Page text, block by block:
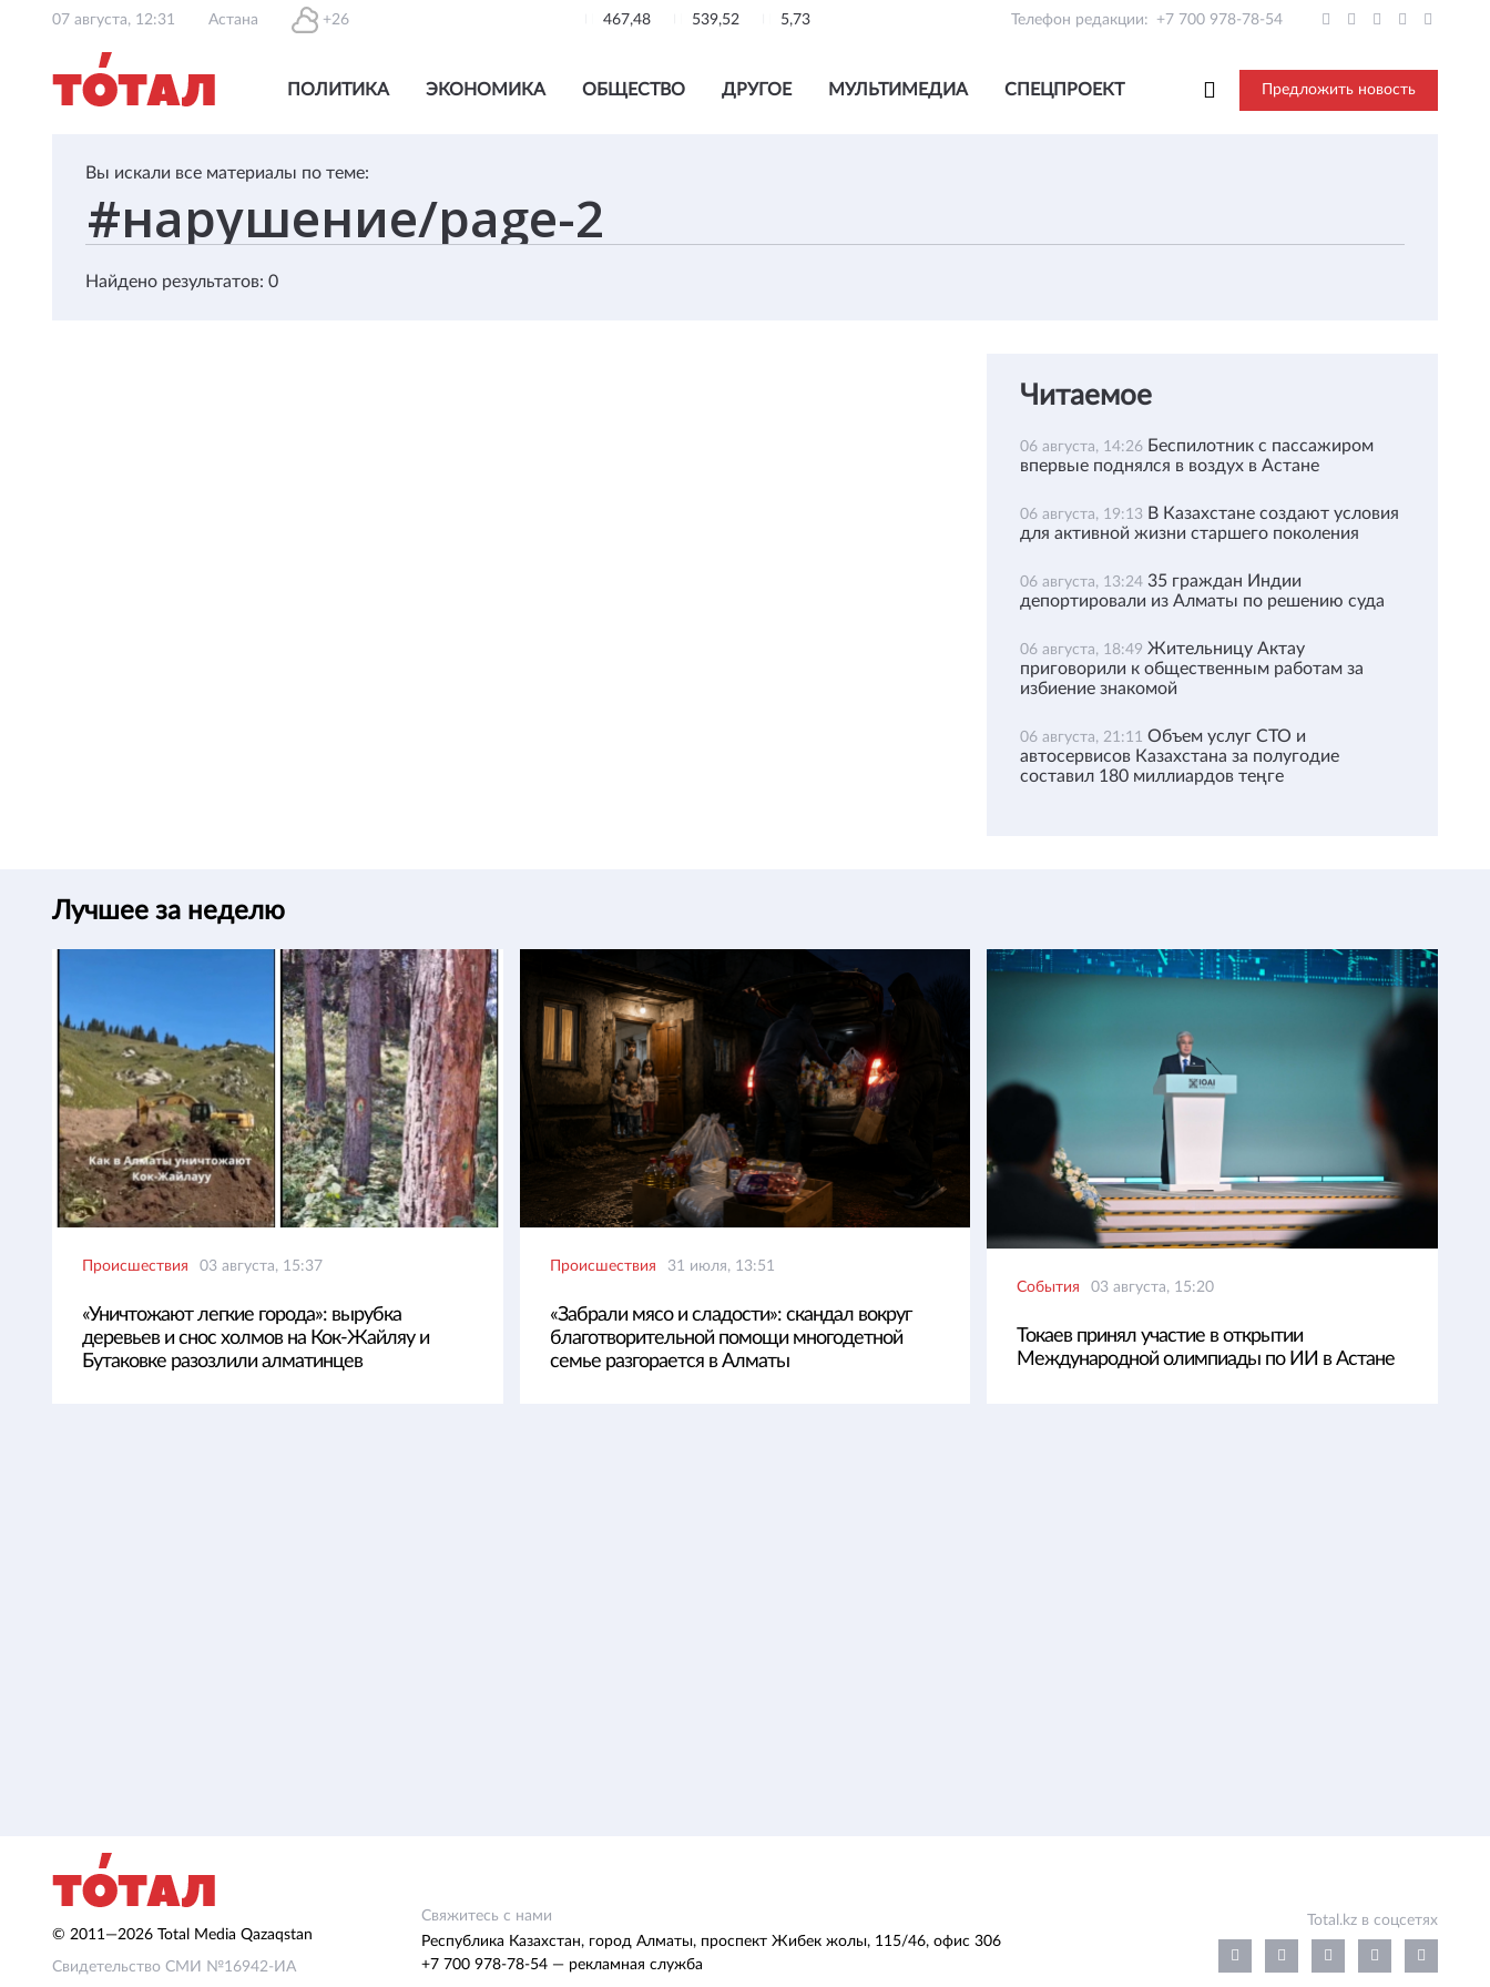
07 августа, 12:31 Астана +26 467,48 539,52 5,73 Телефон редакции: +7 700 978-78-54
ПОЛИТИКА ЭКОНОМИКА ОБЩЕСТВО ДРУГОЕ МУЛЬТИМЕДИА СПЕЦПРОЕКТ Предложить новость
Вы искали все материалы по теме:
Найдено результатов: 0
Читаемое
06 августа, 14:26 Беспилотник с пассажиром
впервые поднялся в воздух в Астане
06 августа, 19:13 В Казахстане создают условия
для активной жизни старшего поколения
06 августа, 13:24 35 граждан Индии
депортировали из Алматы по решению суда
06 августа, 18:49 Жительницу Актау
приговорили к общественным работам за
избиение знакомой
06 августа, 21:11 Объем услуг СТО и
автосервисов Казахстана за полугодие
составил 180 миллиардов теңге
Лучшее за неделю
Происшествия 03 августа, 15:37
«Уничтожают легкие города»: вырубка
деревьев и снос холмов на Кок-Жайляу и
Бутаковке разозлили алматинцев
Происшествия 31 июля, 13:51
«Забрали мясо и сладости»: скандал вокруг
благотворительной помощи многодетной
семье разгорается в Алматы
События 03 августа, 15:20
Токаев принял участие в открытии
Международной олимпиады по ИИ в Астане
© 2011—2026 Total Media Qazaqstan
Свидетельство СМИ №16942-ИА
Свяжитесь с нами
Республика Казахстан, город Алматы, проспект Жибек жолы, 115/46, офис 306
+7 700 978-78-54 — рекламная служба
Total.kz в соцсетях